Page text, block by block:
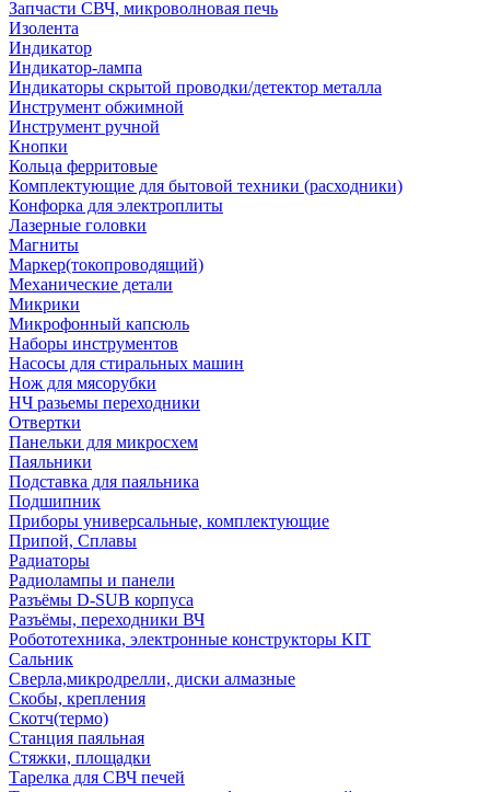
Запчасти СВЧ, микроволновая печь
Изолента
Индикатор
Индикатор-лампа
Индикаторы скрытой проводки/детектор металла
Инструмент обжимной
Инструмент ручной
Кнопки
Кольца ферритовые
Комплектующие для бытовой техники (расходники)
Конфорка для электроплиты
Лазерные головки
Магниты
Маркер(токопроводящий)
Механические детали
Микрики
Микрофонный капсюль
Наборы инструментов
Насосы для стиральных машин
Нож для мясорубки
НЧ разьемы переходники
Отвертки
Панельки для микросхем
Паяльники
Подставка для паяльника
Подшипник
Приборы универсальные, комплектующие
Припой, Сплавы
Радиаторы
Радиолампы и панели
Разъёмы D-SUB корпуса
Разъёмы, переходники ВЧ
Робототехника, электронные конструкторы KIT
Сальник
Сверла,микродрелли, диски алмазные
Скобы, крепления
Скотч(термо)
Станция паяльная
Стяжки, площадки
Тарелка для СВЧ печей